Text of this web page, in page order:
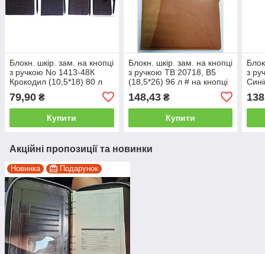
Блокн. шкір. зам. на кнопці
з ручкою No 1413-48К
Крокодил (10,5*18) 80 л
79,90 ₴
Купити
Блокн. шкір. зам. на кнопці
з ручкою ТВ 20718, В5
(18,5*26) 96 л # на кнопці
148,43₴
Купити
з
па-
Акційні пропозиції та новинки
Новинка Подарунок